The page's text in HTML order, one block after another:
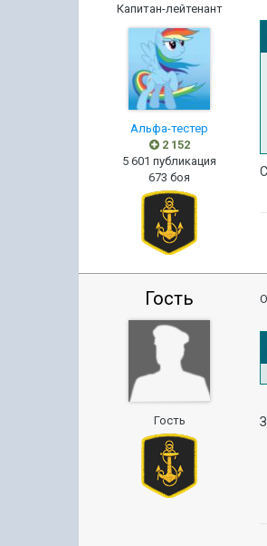
Капитан-лейтенант
Альфа-тестер
2 152
5 601 публикация
673 боя
Гость
Гость